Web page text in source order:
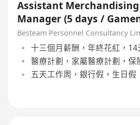
Assistant Merchandising
Manager (5 days /
USA market)
Besteam Personnel Consultancy
十三個月薪酬，年終花紅，14
醫療計劃，家屬醫療計劃，保
五天工作周，銀行假，生日假